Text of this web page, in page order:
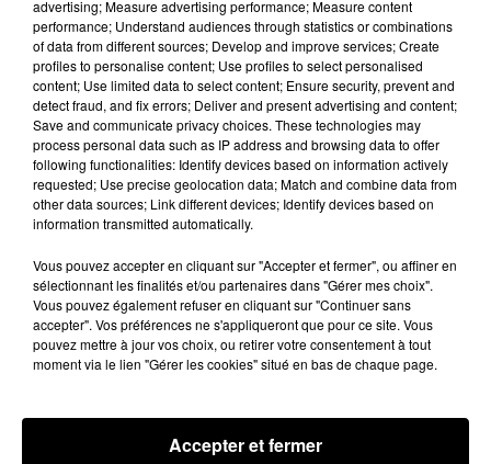
Château de Courtalain, Philippe Palmieri, président...
LES JEUX Voir plus
advertising; Measure advertising performance; Measure content
performance; Understand audiences through statistics or combinations
of data from different sources; Develop and improve services; Create
profiles to personalise content; Use profiles to select personalised
content; Use limited data to select content; Ensure security, prevent and
detect fraud, and fix errors; Deliver and present advertising and content;
Save and communicate privacy choices. These technologies may
process personal data such as IP address and browsing data to offer
following functionalities: Identify devices based on information actively
requested; Use precise geolocation data; Match and combine data from
other data sources; Link different devices; Identify devices based on
information transmitted automatically.
Vous pouvez accepter en cliquant sur "Accepter et fermer", ou affiner en
sélectionnant les finalités et/ou partenaires dans "Gérer mes choix".
Vous pouvez également refuser en cliquant sur "Continuer sans
accepter". Vos préférences ne s'appliqueront que pour ce site. Vous
pouvez mettre à jour vos choix, ou retirer votre consentement à tout
moment via le lien "Gérer les cookies" situé en bas de chaque page.
Accepter et fermer